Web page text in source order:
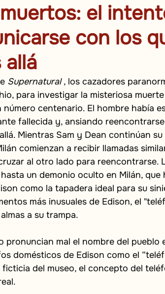
el
con los
allá
Supernatural , los cazadores
para investigar la misteriosa
centenario. El hombre había
fallecida y, ansiando
Mientras Sam y Dean continúan su
comienzan a recibir llamadas
al otro lado para reencontrarse.
un demonio oculto en Milán, que
como la tapadera ideal para su
más inusuales de Edison, el
a su trampa.
pronuncian mal el nombre del pueblo
domésticos de Edison como el
del museo, el concepto del